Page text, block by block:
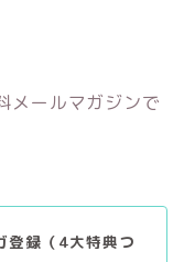
メールマガジンで
登録（4大特典つ